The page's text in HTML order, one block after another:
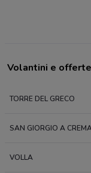
Volantini e
TORRE DEL GRECO
SAN GIORGIO A
VOLLA